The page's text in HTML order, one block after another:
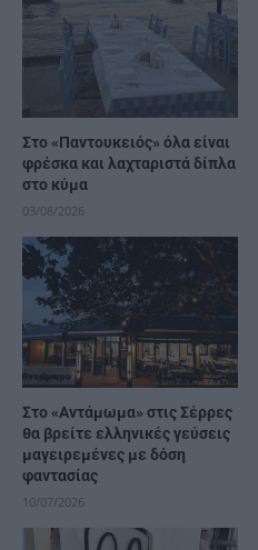
Στο «Παντουκειός» όλα είναι
φρέσκα και λαχταριστά δίπλα
στο κύμα
03/08/2026
Στο «Αντάμωμα» στις Σέρρες
θα βρείτε ελληνικές γεύσεις
μαγειρεμένες με δόση
φαντασίας
10/07/2026